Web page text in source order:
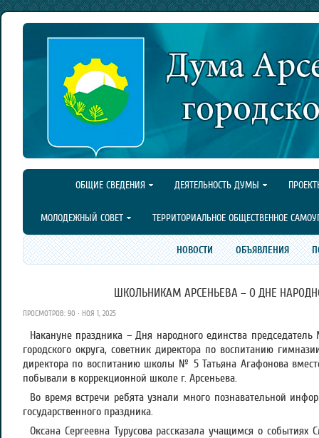
ОБЩИЕ СВЕДЕНИЯ ДЕЯТЕЛЬНОСТЬ ДУМЫ
МОЛОДЕЖНЫЙ СОВЕТ ТЕРРИТОРИАЛЬНОЕ ОБЩЕСТВЕННОЕ
НОВОСТИ ОБЪЯВЛЕНИЯ
ШКОЛЬНИКАМ АРСЕНЬЕВА – О ДНЕ
ПРОСМОТРОВ: 90 · НОЯ 1, 2025
Накануне праздника – Дня народного единства председатель
городского округа, советник директора по воспитанию
директора по воспитанию школы № 5 Татьяна Агафонова
побывали в коррекционной школе г. Арсеньева.
Во время встречи ребята узнали много познавательной
государственного праздника.
Оксана Сергеевна Турусова рассказала учащимся о событиях